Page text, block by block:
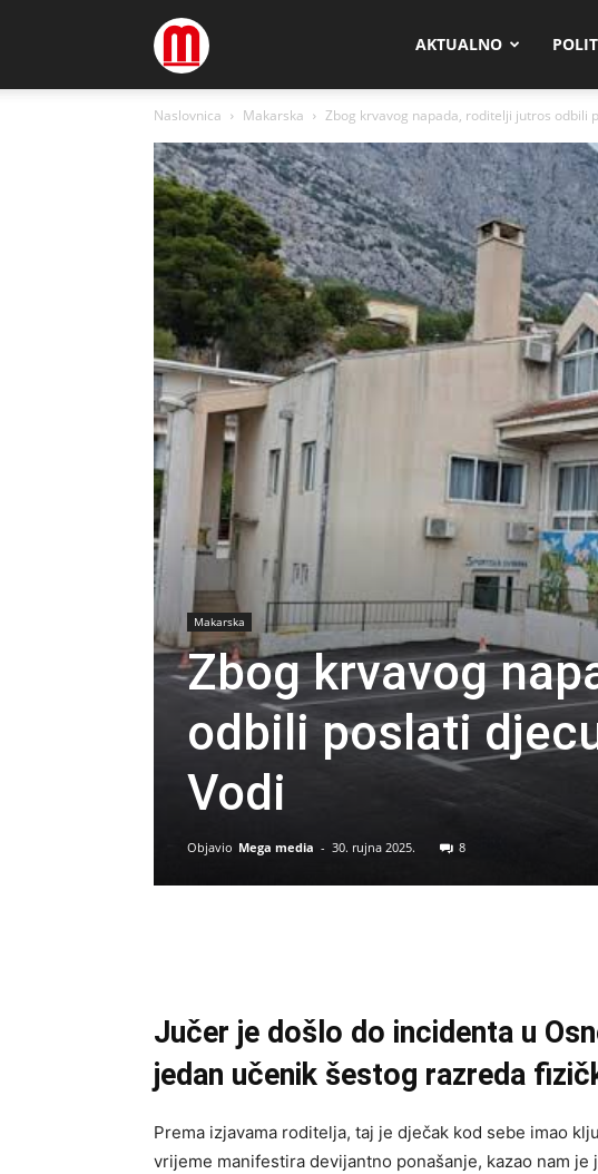
Megamedia AKTUALNO
Naslovnica Makarska Zbog krvavog napada, roditelji jutros odbili
Makarska
Zbog krvavog
odbili poslati
Vodi
Objavio Mega media - 30. rujna 2025. 8
Jučer je došlo do incidenta u
jedan učenik šestog razreda
Prema izjavama roditelja, taj je dječak kod sebe imao
vrijeme manifestira devijantno ponašanje, kazao nam je